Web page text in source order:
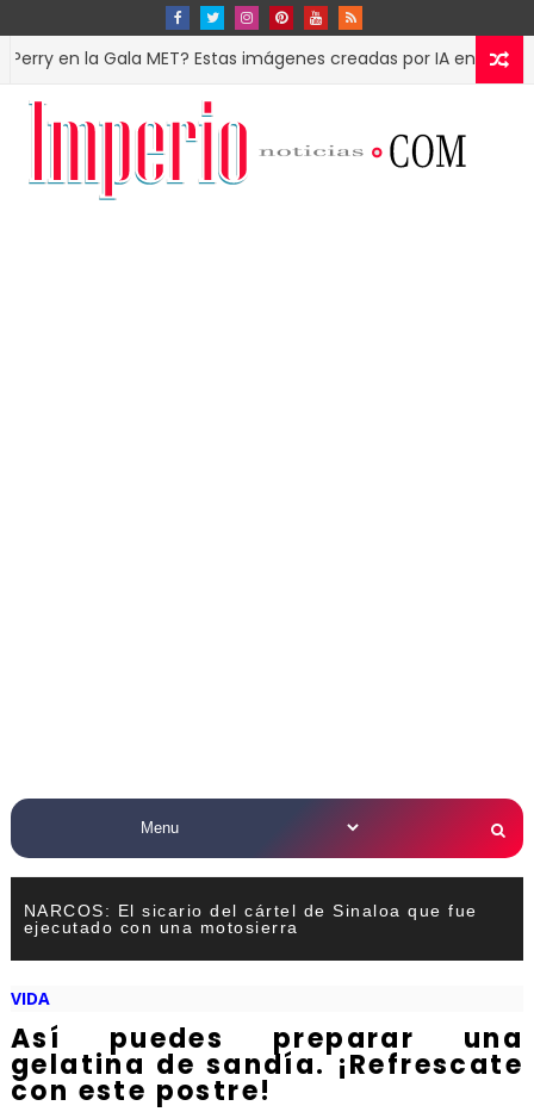
la Gala MET? Estas imágenes creadas por IA engañaron hasta
NARCOS: El sicario del cártel de Sinaloa que fue
ejecutado con una motosierra
VIDA
Así puedes preparar una
gelatina de sandía. ¡Refrescate
con este postre!